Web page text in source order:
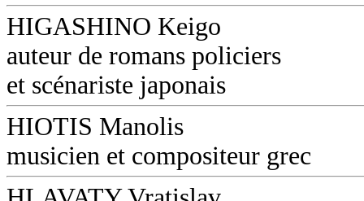
HIGASHINO Keigo
auteur de romans policiers
et scénariste japonais
HIOTIS Manolis
musicien et compositeur grec